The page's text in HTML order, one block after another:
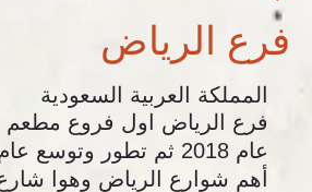
فرع الرياض
المملكة العربية السعودية
فرع الرياض اول فروع مطعم
أهم شوارع الرياض وهوا شارع